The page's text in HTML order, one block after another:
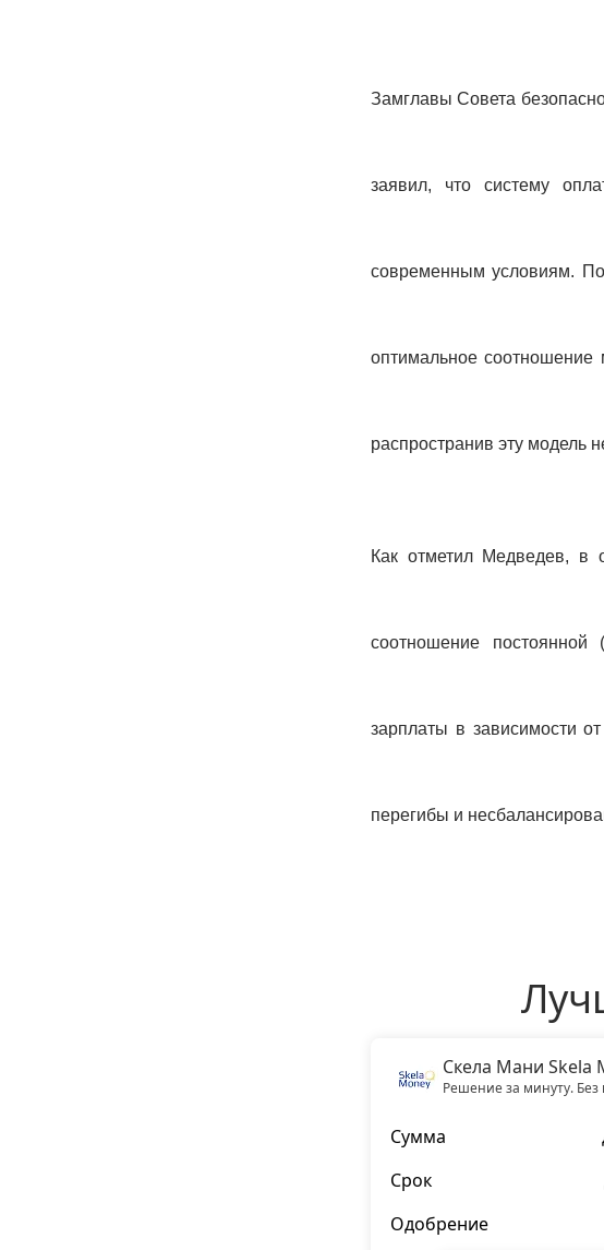
Замглавы Совета
заявил, что систему
современным условиям.
оптимальное
распространив эту модель
Как отметил Медведев, в
соотношение
зарплаты в зависимости
перегибы и
Скела Мани Skela
Решение за минуту.
Сумма
Срок
Одобрение